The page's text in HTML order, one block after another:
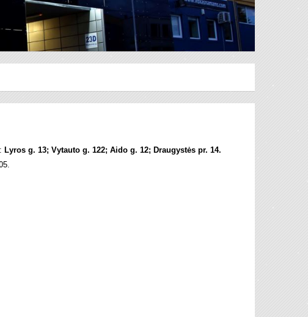
Lyros g. 13; Vytauto g. 122; Aido g. 12; Draugystės pr. 14.